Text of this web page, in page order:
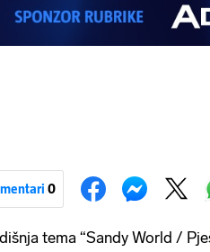
0
tema “Sandy World /